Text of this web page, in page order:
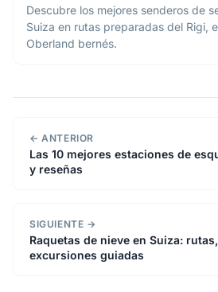
Descubre los mejores senderos de
Suiza en rutas preparadas del Rigi,
Oberland bernés.
← ANTERIOR
Las 10 mejores estaciones de
y reseñas
SIGUIENTE →
Raquetas de nieve en Suiza:
excursiones guiadas